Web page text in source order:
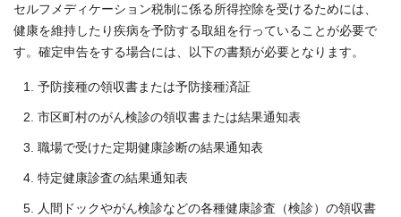
セルフメディケーション税制に係る所得控除を受けるためには、
健康を維持したり疾病を予防する取組を行っていることが必要で
す。確定申告をする場合には、以下の書類が必要となります。
予防接種の領収書または予防接種済証
市区町村のがん検診の領収書または結果通知表
職場で受けた定期健康診断の結果通知表
特定健康診査の結果通知表
人間ドックやがん検診などの各種健康診査（検診）の領収書